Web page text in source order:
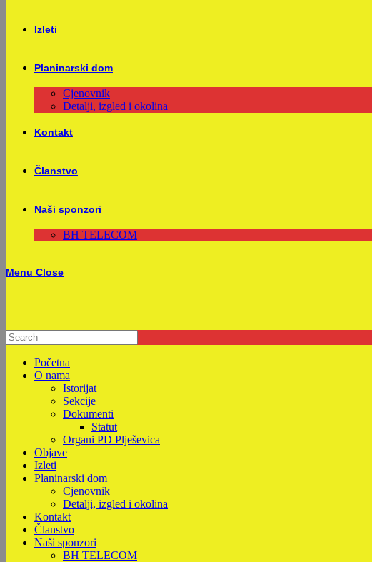
Izleti
Planinarski dom
Cjenovnik
Detalji, izgled i okolina
Kontakt
Članstvo
Naši sponzori
BH TELECOM
Menu Close
Početna
O nama
Istorijat
Sekcije
Dokumenti
Statut
Organi PD Plješevica
Objave
Izleti
Planinarski dom
Cjenovnik
Detalji, izgled i okolina
Kontakt
Članstvo
Naši sponzori
BH TELECOM